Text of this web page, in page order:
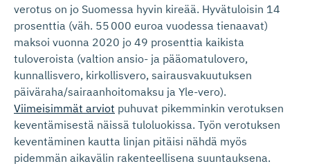
verotus on jo Suomessa hyvin kireää. Hyvätuloisin 14
prosenttia (väh. 55 000 euroa vuodessa tienaavat)
maksoi vuonna 2020 jo 49 prosenttia kaikista
tuloveroista (valtion ansio- ja pääomatulovero,
kunnallisvero, kirkollisvero, sairausvakuutuksen
päiväraha/sairaanhoitomaksu ja Yle-vero).
Viimeisimmät arviot puhuvat pikemminkin verotuksen
keventämisestä näissä tuloluokissa. Työn verotuksen
keventäminen kautta linjan pitäisi nähdä myös
pidemmän aikavälin rakenteellisena suuntauksena.